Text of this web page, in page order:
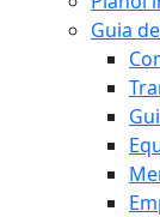
Guia